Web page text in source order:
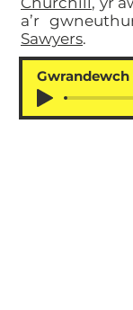
a’r
Sawyers.